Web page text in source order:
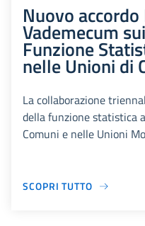
Nuovo accordo
Vademecum
Funzione
nelle Unioni di
La collaborazione
della funzione statistica
Comuni e nelle Unioni
SCOPRI TUTTO